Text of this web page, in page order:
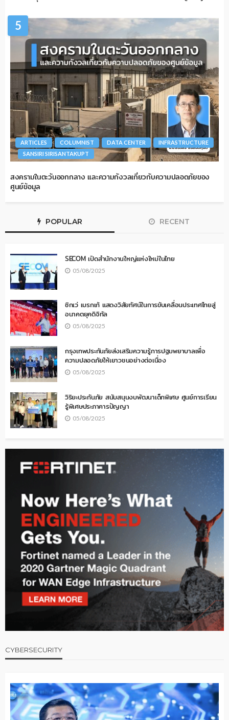
5
ARTICLES COLUMNIST DATA CENTER
INFRASTRUCTURE
SANSIRI SIRISANTAKUPT
สงครามในตะวันออกกลาง และความกังวลเกี่ยวกับความปลอดภัยของ
ศูนย์ข้อมูล
POPULAR RECENT
SECOM เปิดสำนักงานใหญ่แห่งใหม่ในไทย
05/08/2025
ซิกเว่ เบรกเก้ แสดงวิสัยทัศน์ในการขับเคลื่อนประเทศไทยสู่
อนาคตยุคดิจิทัล
05/08/2025
กรุงเทพประกันภัยส่งเสริมความรู้การปฐมพยาบาลเพื่อ
ความปลอดภัยให้เยาวชนอย่างต่อเนื่อง
05/08/2025
วิริยะประกันภัย สนับสนุนงบพัฒนาเด็กพิเศษ ศูนย์การเรียน
รู้พิเศษประภาคารปัญญา
05/08/2025
CYBERSECURITY